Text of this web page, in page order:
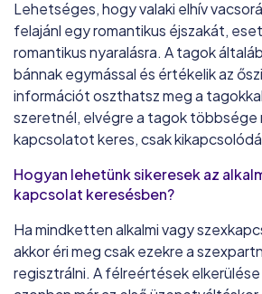
Lehetséges, hogy valaki elhív
felajánl egy romantikus éjszakát,
romantikus nyaralásra. A tagok
bánnak egymással és értékelik az
információt oszthatsz meg a
szeretnél, elvégre a tagok többsége
kapcsolatot keres, csak
Hogyan lehetünk sikeresek az
kapcsolat keresésben?
Ha mindketten alkalmi vagy
akkor éri meg csak ezekre a
regisztrálni. A félreértések